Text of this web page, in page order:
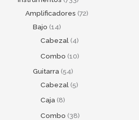
Amplificadores 72
Bajo 14
Cabezal 4
Combo 10
Guitarra 54
Cabezal 5
Caja 8
Combo 38